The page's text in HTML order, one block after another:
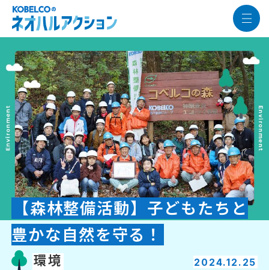
【森林整備活動】子どもたちと
豊かな自然を守る！
環境 2024.12.25